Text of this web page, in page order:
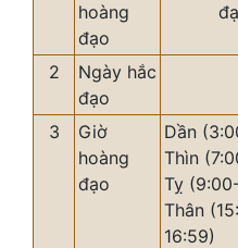
hoàng
đạo
2
Ngày hắc
đạo
3
Giờ
hoàng
đạo
Dần
Thìn
Tỵ
Thân
16:59)